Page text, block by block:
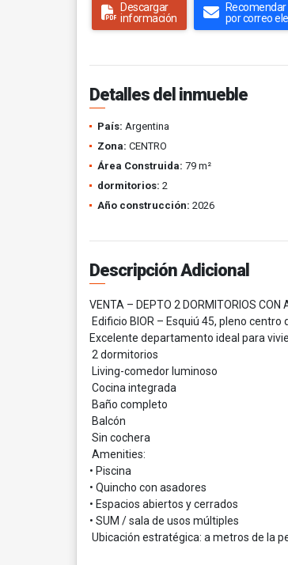
Descargar
información
por correo
Detalles del inmueble
País: Argentina
Zona: CENTRO
Área Construida: 79 m²
dormitorios: 2
Año construcción: 2026
Descripción Adicional
VENTA – DEPTO 2 DORMITORIOS CON
Edificio BIOR – Esquiú 45, pleno centro
Excelente departamento ideal para
2 dormitorios
Living-comedor luminoso
Cocina integrada
Baño completo
Balcón
Sin cochera
Amenities:
• Piscina
• Quincho con asadores
• Espacios abiertos y cerrados
• SUM / sala de usos múltiples
Ubicación estratégica: a metros de la